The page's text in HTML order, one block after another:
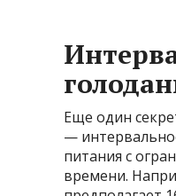
Еще один
—
питания с
времени.